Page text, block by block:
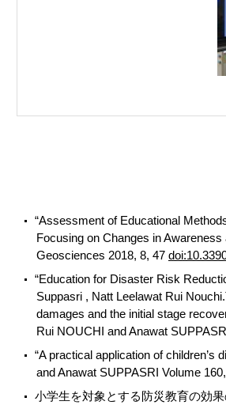
“Assessment of Educational
Focusing on Changes in
Geosciences 2018, 8, 47
“Education for Disaster Risk
Suppasri , Natt Leelawat Rui
damages and the initial stage
Rui NOUCHI and Anawat
“A practical application of
and Anawat SUPPASRI Volume
小学生を対象とする防災教育の効